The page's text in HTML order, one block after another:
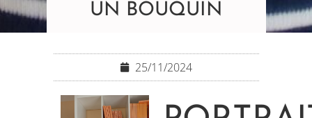
UN BOUQUIN
25/11/2024